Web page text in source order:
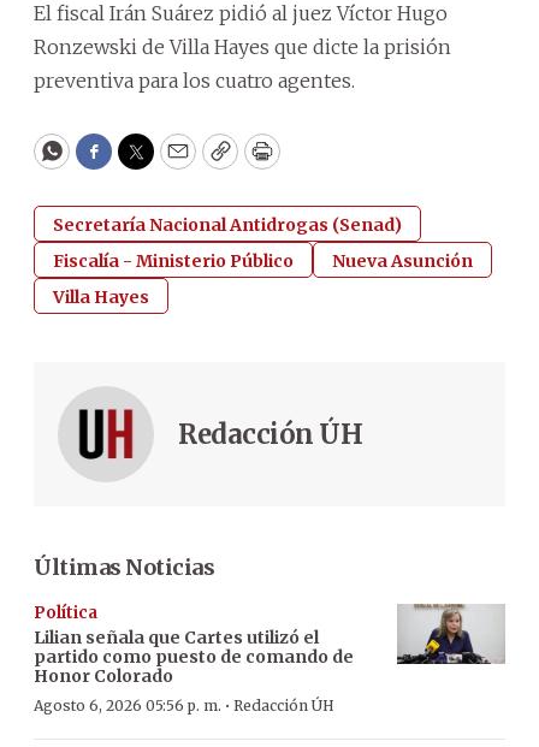
El fiscal Irán Suárez pidió al juez Víctor Hugo
Ronzewski de Villa Hayes que dicte la prisión
preventiva para los cuatro agentes.
WhatsApp
Facebook
Twitter
EmailCopyPrint
Secretaría Nacional Antidrogas (Senad)
Fiscalía - Ministerio Público
Nueva Asunción
Villa Hayes
Redacción ÚH
Últimas Noticias
Política
Lilian señala que Cartes utilizó el
partido como puesto de comando de
Honor Colorado
Agosto 6, 2026 05:56 p. m. · Redacción ÚH